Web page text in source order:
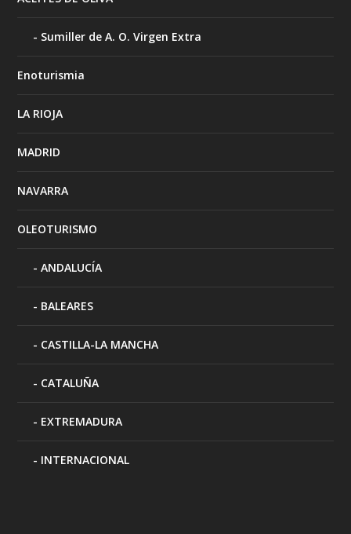
Sumiller de A. O. Virgen Extra
Enoturismia
LA RIOJA
MADRID
NAVARRA
OLEOTURISMO
ANDALUCÍA
BALEARES
CASTILLA-LA MANCHA
CATALUÑA
EXTREMADURA
INTERNACIONAL